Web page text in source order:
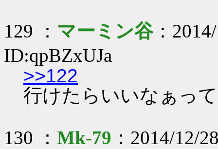
129 ： マーミン谷：
ID:qpBZxUJa
>>122
行けたらいいなぁっ
130 ： Mk-79 ：2014/12/